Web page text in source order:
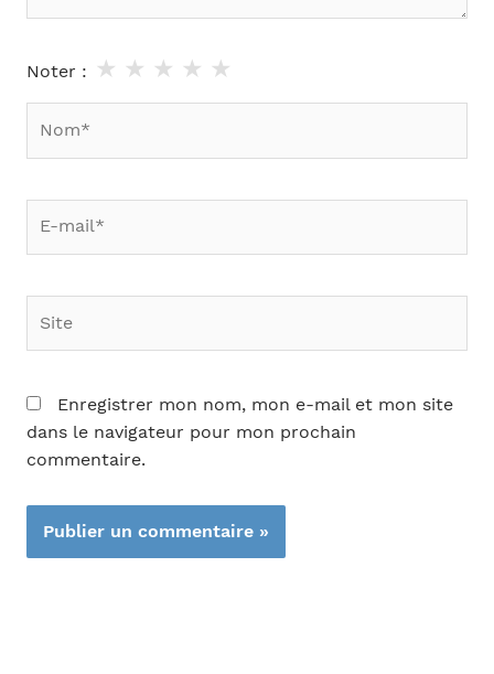
Noter : ★
★
★
★
★
Enregistrer mon nom, mon e-mail et mon site
dans le navigateur pour mon prochain
commentaire.